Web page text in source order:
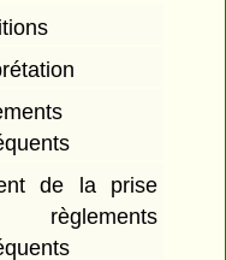
de la prise
règlements